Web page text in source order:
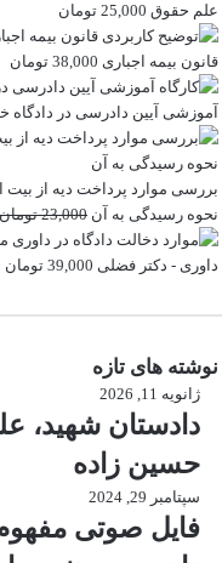
علم حقوق 25,000 تومان
قانون بیمه اجباری 38,000 تومان
آموزشی آیین دادرسی در دادگاه
بررسی موارد پرداخت دیه از بیت
نحوه رسیدگی به آن 23,000 تومان
داوری - دکتر فضلی 39,000 تومان
نوشته های تازه
ژانویه 11, 2026
دادستان شهید،
حسین زاده
سپتامبر 29, 2024
فایل صوتی مفهوم